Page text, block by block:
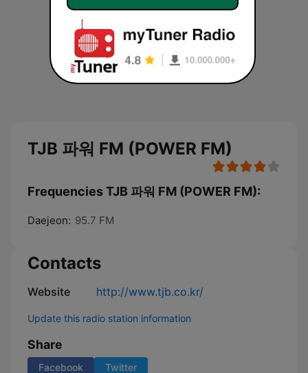
TJB 파워 FM (POWER FM)
Frequencies TJB 파워 FM (POWER FM):
Daejeon: 95.7 FM
Contacts
Website http://www.tjb.co.kr/
Update this radio station information
Share
Facebook Twitter